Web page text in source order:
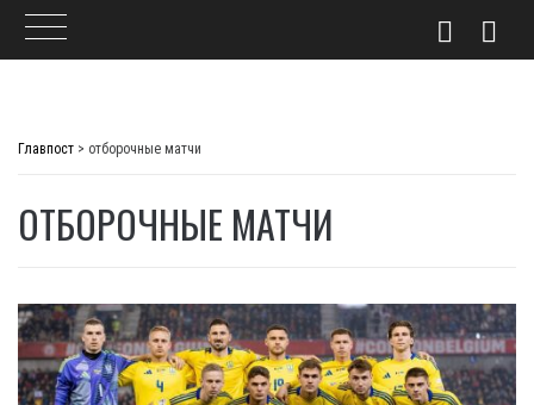
Главпост > отборочные матчи
ОТБОРОЧНЫЕ МАТЧИ